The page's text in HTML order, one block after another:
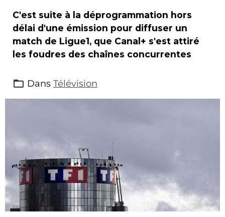
C'est suite à la déprogrammation hors
délai d'une émission pour diffuser un
match de Ligue1, que Canal+ s'est attiré
les foudres des chaînes concurrentes
Dans Télévision